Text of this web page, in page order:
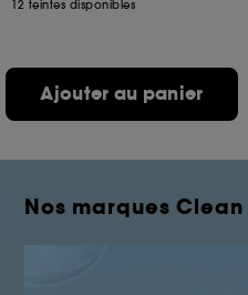
12 teintes disponibles
Ajouter au panier
Nos marques